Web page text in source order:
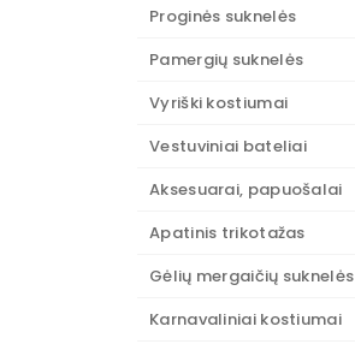
Proginės suknelės
Pamergių suknelės
Vyriški kostiumai
Vestuviniai bateliai
Aksesuarai, papuošalai
Apatinis trikotažas
Gėlių mergaičių suknelės
Karnavaliniai kostiumai